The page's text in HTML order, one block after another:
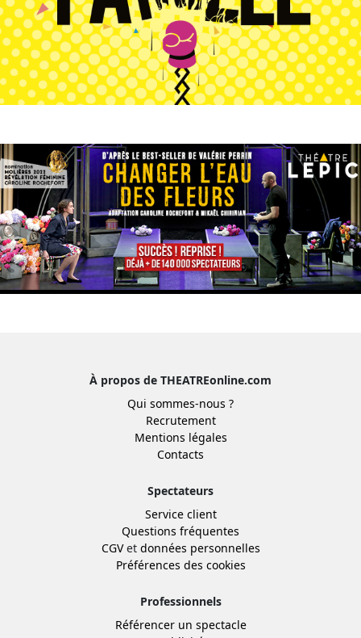
À propos de THEATREonline.com
Qui sommes-nous ?
Recrutement
Mentions légales
Contacts
Spectateurs
Service client
Questions fréquentes
CGVet données personnelles
Préférences des cookies
Professionnels
Référencer un spectacle